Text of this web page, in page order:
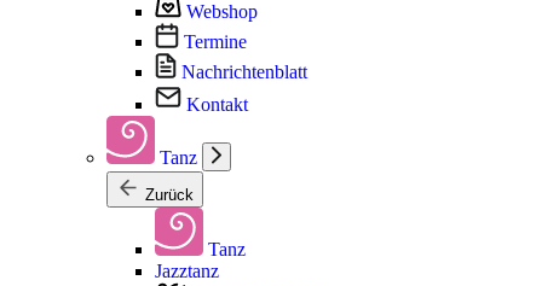
Webshop
Termine
Nachrichtenblatt
Kontakt
Tanz
Zurück
Tanz
Jazztanz